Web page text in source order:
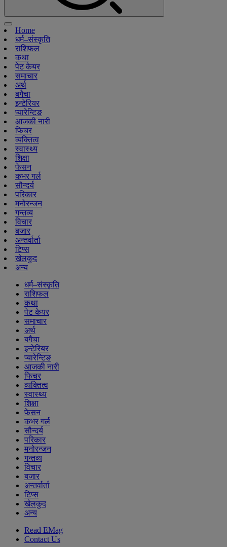
Home
धर्म–संस्कृति
राशिफल
कथा
पेट केयर
समाचार
अर्थ
बगैचा
इन्टेरियर
प्यारेन्टिङ
आजकी नारी
फिचर
व्यक्तित्व
स्वास्थ्य
शिक्षा
फेसन
कभर गर्ल
सौन्दर्य
परिकार
मनोरन्जन
गन्तव्य
विचार
बजार
अन्तर्वार्ता
टिप्स
खेलकुद
अन्य
धर्म–संस्कृति
राशिफल
कथा
पेट केयर
समाचार
अर्थ
बगैचा
इन्टेरियर
प्यारेन्टिङ
आजकी नारी
फिचर
व्यक्तित्व
स्वास्थ्य
शिक्षा
फेसन
कभर गर्ल
सौन्दर्य
परिकार
मनोरन्जन
गन्तव्य
विचार
बजार
अन्तर्वार्ता
टिप्स
खेलकुद
अन्य
Read EMag
Contact Us